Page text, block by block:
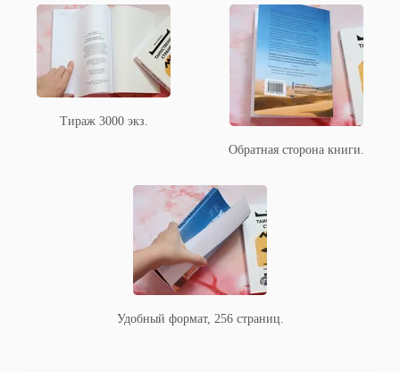
Тираж 3000 экз.
Обратная сторона книги.
Удобный формат, 256 страниц.